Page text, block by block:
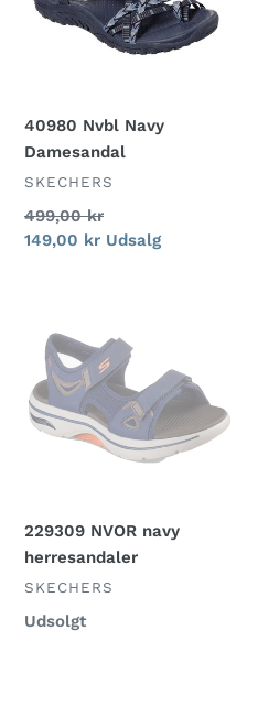
40980 Nvbl Navy
Damesandal
FORHANDLER
SKECHERS
Normalpris
499,00 kr
Udsalgspris
149,00 kr Udsalg
NVOR
navy
herresandaler
229309 NVOR navy
herresandaler
FORHANDLER
SKECHERS
Normalpris
Udsolgt